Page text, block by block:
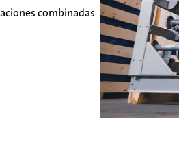
combinadas